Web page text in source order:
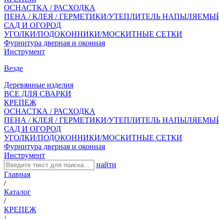
ОСНАСТКА / РАСХОДКА
ПЕНА / КЛЕЯ / ГЕРМЕТИКИ/УТЕПЛИТЕЛЬ
САД И ОГОРОД
УГОЛКИ/ПОДОКОННИКИ/МОСКИТНЫЕ СЕТКИ
Фурнитура дверная и оконная
Инструмент
Везде
Деревянные изделия
ВСЕ ДЛЯ СВАРКИ
КРЕПЕЖ
ОСНАСТКА / РАСХОДКА
ПЕНА / КЛЕЯ / ГЕРМЕТИКИ/УТЕПЛИТЕЛЬ
САД И ОГОРОД
УГОЛКИ/ПОДОКОННИКИ/МОСКИТНЫЕ СЕТКИ
Фурнитура дверная и оконная
Инструмент
найти
Главная
/
Каталог
/
КРЕПЕЖ